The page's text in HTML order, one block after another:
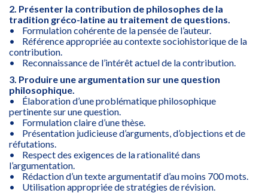
2. Présenter la contribution de philosophes de la
tradition gréco-latine au traitement de questions.
• Formulation cohérente de la pensée de l’auteur.
• Référence appropriée au contexte sociohistorique de la
contribution.
• Reconnaissance de l’intérêt actuel de la contribution.
3. Produire une argumentation sur une question
philosophique.
• Élaboration d’une problématique philosophique
pertinente sur une question.
• Formulation claire d’une thèse.
• Présentation judicieuse d’arguments, d’objections et de
réfutations.
• Respect des exigences de la rationalité dans
l’argumentation.
• Rédaction d’un texte argumentatif d’au moins 700 mots.
• Utilisation appropriée de stratégies de révision.